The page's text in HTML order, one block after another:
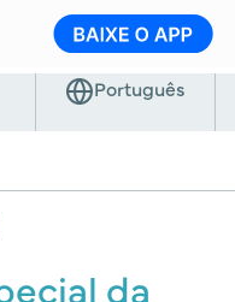
da